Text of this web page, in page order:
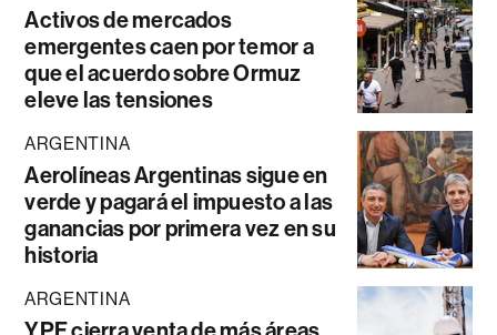
Activos de mercados
emergentes caen por temor a
que el acuerdo sobre Ormuz
eleve las tensiones
ARGENTINA
Aerolíneas Argentinas sigue en
verde y pagará el impuesto a las
ganancias por primera vez en su
historia
ARGENTINA